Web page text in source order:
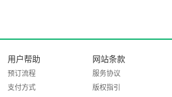
用户帮助
预订流程
支付方式
网站条款
服务协议
版权指引